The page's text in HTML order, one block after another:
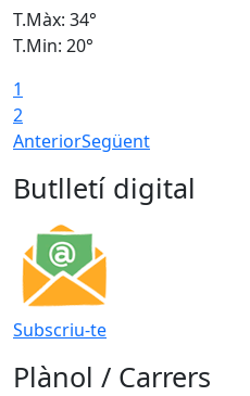
T.Màx: 34°
T.Min: 20°
1
2
AnteriorSegüent
Butlletí digital
Subscriu-te
Plànol / Carrers